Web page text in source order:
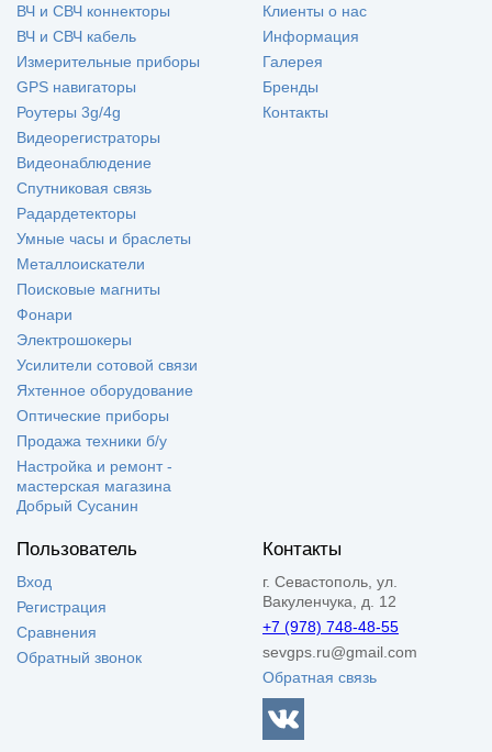
ВЧ и СВЧ коннекторы
ВЧ и СВЧ кабель
Измерительные приборы
GPS навигаторы
Роутеры 3g/4g
Видеорегистраторы
Видеонаблюдение
Спутниковая связь
Радардетекторы
Умные часы и браслеты
Металлоискатели
Поисковые магниты
Фонари
Электрошокеры
Усилители сотовой связи
Яхтенное оборудование
Оптические приборы
Продажа техники б/у
Настройка и ремонт -
мастерская магазина
Добрый Сусанин
Клиенты о нас
Информация
Галерея
Бренды
Контакты
Пользователь
Вход
Регистрация
Сравнения
Обратный звонок
Контакты
г. Севастополь, ул.
Вакуленчука, д. 12
+7 (978) 748-48-55
sevgps.ru@gmail.com
Обратная связь